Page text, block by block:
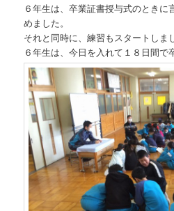
６年生は、卒業証書授与式のとき
めました。
それと同時に、練習もスタートしま
６年生は、今日を入れて１８日間で